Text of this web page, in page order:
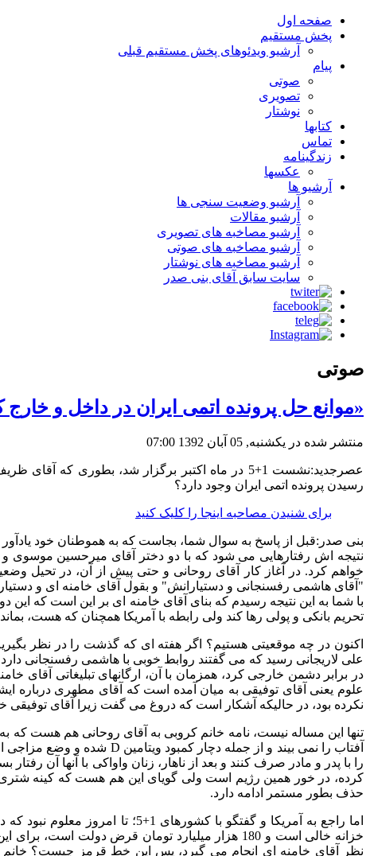
صفحه اول
پخش مستقیم
آرشیو ویدئوهای پخش مستقیم قبلی
پیام
صوتی
تصویری
نوشتار
کتابها
تماس
زندگینامه
عکسها
آرشیو ها
آرشیو وضعیت سنجی ها
آرشیو مقالات
آرشیو مصاخبه های تصویری
آرشیو مصاخبه های صوتی
آرشیو مصاخبه های نوشتار
سایت سابق آقای بنی صدر
صوتی
«موانع حل پرونده اتمی ایران در داخل و
منتشر شده در یکشنبه, 05 آبان 1392 07:00
عصرجدید:نشست 1+5 در ماه اکتبر برگزار شد،
رسیدن پرونده اتمی ایران وجود دارد؟
برای شنیدن مصاحبه اینجا را کلیک کنید
بنی صدر :قبل از پاسخ به سوال شما، بجاست که به هموطنان خود
نتیجه اش رفتارهایی می شود که با دو دختر آقای میرحسین موسوی و
خواهم کرد.در آغاز کار آقای روحانی و حتی پیش از آن، در
" آقای هاشمی رفسنجانی و دستیارانش" و بقول آقای خامنه ای و
با شما به این نتیجه رسیدم که بنای آقای خامنه ای بر این است که
تحریم بانکی و پولی رها کند ولی رابطه با آمریکا همچنان که هست، بماند
اکنون در چه موقعیتی هستیم؟ اگر هفته ای که گذشت را در نظر
علی لاریجانی رسید که می گفتند روابط خوبی با هاشمی رفسنجانی
در برابر دشمن خارجی کرد، همزمان با آن، ارگانهای تبلیغاتی آقای
علوم یعنی آقای توفیقی به میان آمده است که آقای مطهری درباره
نکرده بود، در حالیکه آشکار است که دروغ می گفت زیرا آقای توفیقی
تنها این مساله نیست، نامه خانم کروبی به آقای روحانی هم هست که
آفتاب را نمی بیند و از جمله دچار کمبود ویتامین D شده و وضع مزاجی
را با پدر و مادر صرف کنند و بعد از ناهار، زنان واواکی با آنها آن رفتار
کرده، در خور همین رژیم است ولی گویای این هم هست که کینه
حذف بطور مستمر ادامه دارد.
اما راجع به آمریکا و گفتگو با کشورهای 1+5 ؛ تا امروز معلوم نبود
خزانه خالی است و 180 هزار میلیارد تومان قرض دولت است، برای
نظر آقای خامنه ای انجام می گیرد، پس این خط قرمز چیست؟